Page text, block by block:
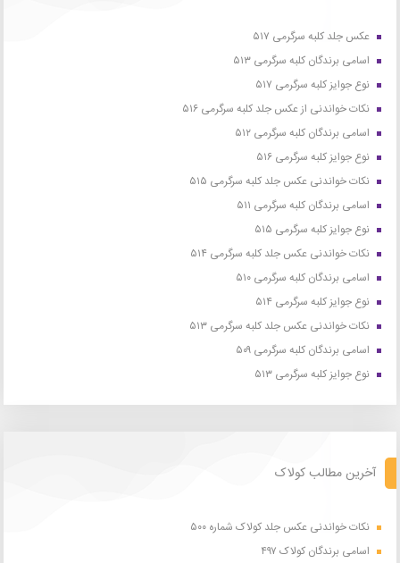
عکس جلد کلبه سرگرمی ۵۱۷
اسامی برندگان کلبه سرگرمی ۵۱۳
نوع جوایز کلبه سرگرمی ۵۱۷
نکات خواندنی از عکس جلد کلبه سرگرمی ۵۱۶
اسامی برندگان کلبه سرگرمی ۵۱۲
نوع جوایز کلبه سرگرمی ۵۱۶
نکات خواندنی عکس جلد کلبه سرگرمی ۵۱۵
اسامی برندگان کلبه سرگرمی ۵۱۱
نوع جوایز کلبه سرگرمی ۵۱۵
نکات خواندنی عکس جلد کلبه سرگرمی ۵۱۴
اسامی برندگان کلبه سرگرمی ۵۱۰
نوع جوایز کلبه سرگرمی ۵۱۴
نکات خواندنی عکس جلد کلبه سرگرمی ۵۱۳
اسامی برندگان کلبه سرگرمی ۵۰۹
نوع جوایز کلبه سرگرمی ۵۱۳
آخرین مطالب کولاک
نکات خواندنی عکس جلد کولاک شماره ۵۰۰
اسامی برندگان کولاک ۴۹۷